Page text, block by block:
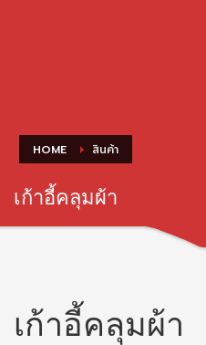
HOME สินค้า
เก้าอี้คลุมผ้า
เก้าอี้คลุมผ้า